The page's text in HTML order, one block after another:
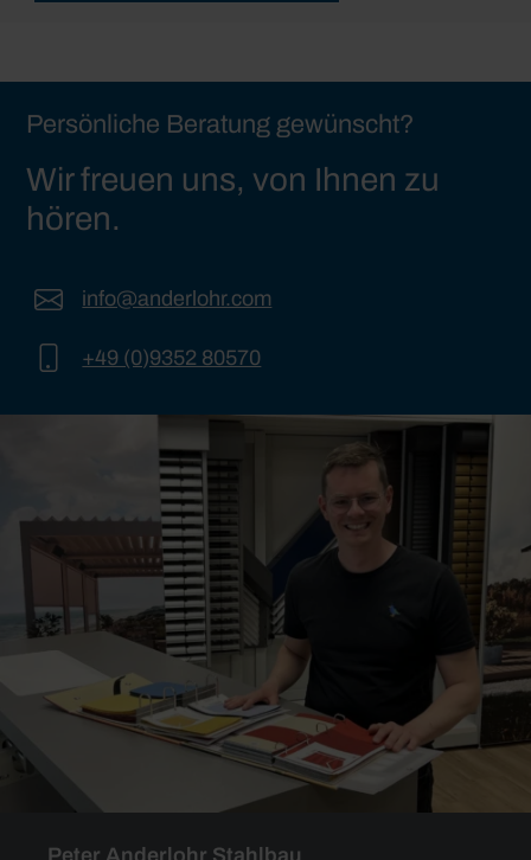
Persönliche Beratung gewünscht?
Wir freuen uns, von Ihnen zu
hören.
info@anderlohr.com
+49 (0)9352 80570